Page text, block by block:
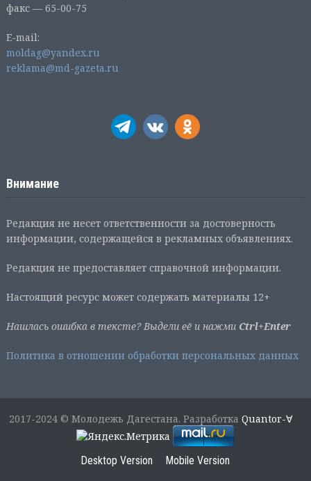
факс — 65-00-75
E-mail:
moldag@yandex.ru
reklama@md-gazeta.ru
Внимание
Редакция не несет ответственности за достоверность
информации, содержащейся в рекламных объявлениях.
Редакция не предоставляет справочной информации.
Настоящий ресурс может содержать материалы 12+
Нашлась ошибка в тексте? Выдели её и нажми Ctrl+Enter
Политика в отношении обработки персональных данных
2017-2024 © Молодежь Дагестана. РазработкаQuantor-∀
Desktop Version Mobile Version